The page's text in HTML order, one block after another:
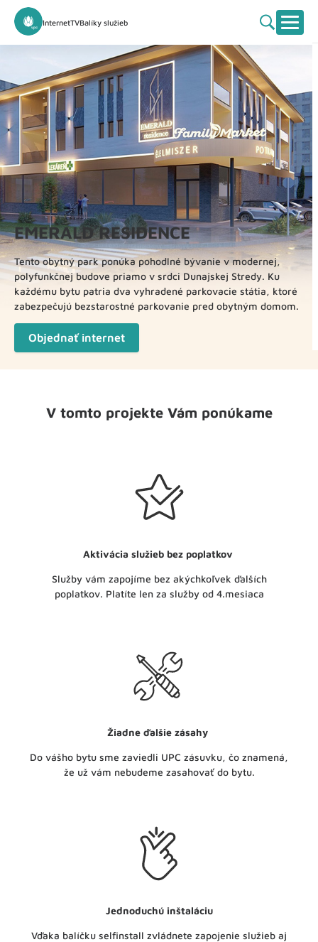
InternetTVBalíky služieb
EMERALD RESIDENCE
Tento obytný park ponúka pohodlné bývanie vmodernej,
polyfunkčnej budove priamo v srdci Dunajskej Stredy. Ku
každému bytu patria dva vyhradené parkovacie státia, ktoré
zabezpečujú bezstarostné parkovanie pred obytným domom.
Objednať internet
V tomto projekte Vám ponúkame
Aktivácia služieb bez poplatkov
Služby vám zapojíme bez akýchkoľvek ďalších
poplatkov. Platíte len za služby od 4.mesiaca
Žiadne ďalšie zásahy
Do vášho bytu sme zaviedli UPC zásuvku, čo znamená,
že už vám nebudeme zasahovať do bytu.
Jednoduchú inštaláciu
Vďaka balíčku selfinstall zvládnete zapojenie služieb aj